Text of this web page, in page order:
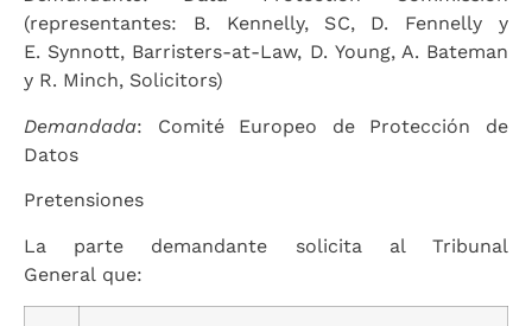
(representantes: B. Kennelly, SC, D. Fennelly y
E. Synnott, Barristers-at-Law, D. Young, A. Bateman
y R. Minch, Solicitors)
Demandada: Comité Europeo de Protección de
Datos
Pretensiones
La parte demandante solicita al Tribunal
General que: